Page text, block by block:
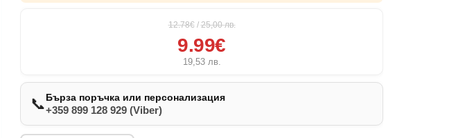
12.78€ / 25,00лв.
9.99€
19,53 лв.
📞Бърза поръчка или персонализация
+359 899 128 929 (Viber)